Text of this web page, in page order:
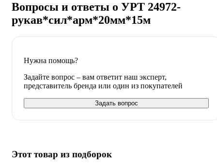
Вопросы и ответы о УРТ 24972-
рукав*сил*арм*20мм*15м
Нужна помощь?
Задайте вопрос – вам ответит наш эксперт,
представитель бренда или один из покупателей
Задать вопрос
Этот товар из подборок